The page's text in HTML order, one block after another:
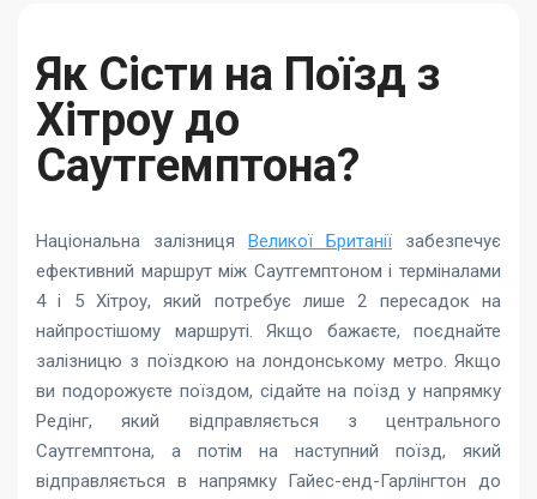
Як Сісти на Поїзд з
Хітроу до
Саутгемптона?
Національна залізниця Великої Британії забезпечує
ефективний маршрут між Саутгемптоном і терміналами
4 і 5 Хітроу, який потребує лише 2 пересадок на
найпростішому маршруті. Якщо бажаєте, поєднайте
залізницю з поїздкою на лондонському метро. Якщо
ви подорожуєте поїздом, сідайте на поїзд у напрямку
Редінг, який відправляється з центрального
Саутгемптона, а потім на наступний поїзд, який
відправляється в напрямку Гайес-енд-Гарлінгтон до